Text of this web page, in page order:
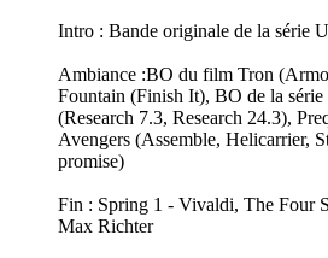
Intro : Bande originale de la série
Ambiance :BO du film Tron
Fountain (Finish It), BO de la série
(Research 7.3, Research 24.3),
Avengers (Assemble, Helicarrier,
promise)
Fin : Spring 1 - Vivaldi, The Four
Max Richter